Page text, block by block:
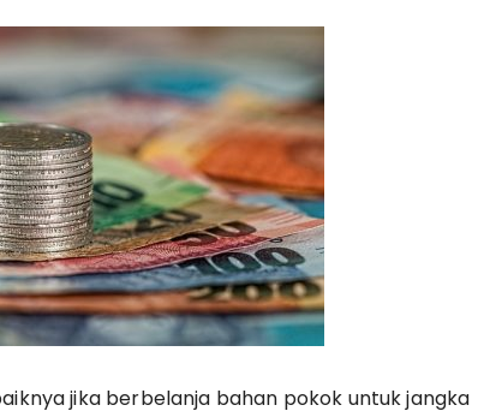
jika berbelanja bahan pokok untuk jangka